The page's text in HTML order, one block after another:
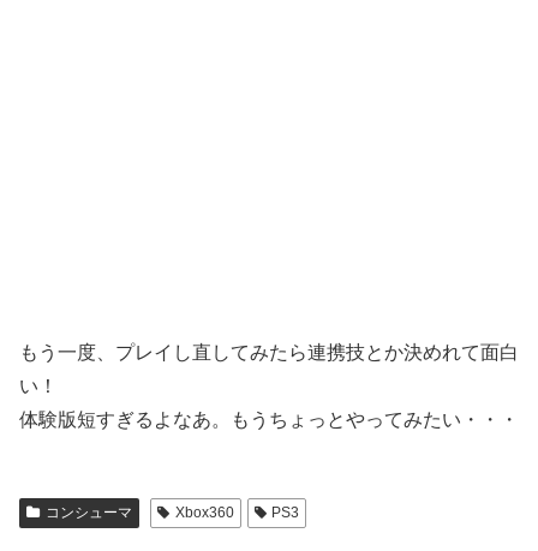
もう一度、プレイし直してみたら連携技とか決めれて面白
い！
体験版短すぎるよなあ。もうちょっとやってみたい・・・
コンシューマ Xbox360 PS3